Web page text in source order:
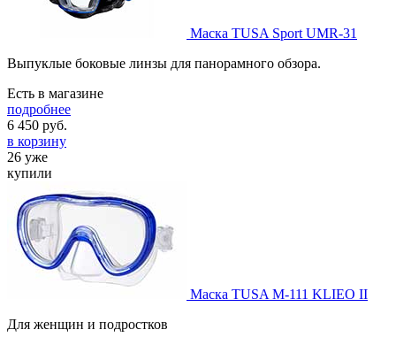
Маска TUSA Sport UMR-31
Выпуклые боковые линзы для панорамного обзора.
Есть в магазине
подробнее
6 450 руб.
в корзину
26 уже
купили
Маска TUSA М-111 KLIEO II
Для женщин и подростков